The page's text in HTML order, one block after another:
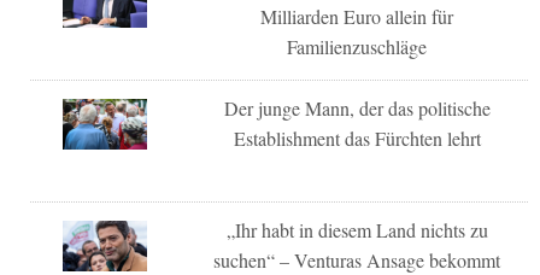
Milliarden Euro allein für
Familienzuschläge
Der junge Mann, der das politische
Establishment das Fürchten lehrt
„Ihr habt in diesem Land nichts zu
suchen“ – Venturas Ansage bekommt